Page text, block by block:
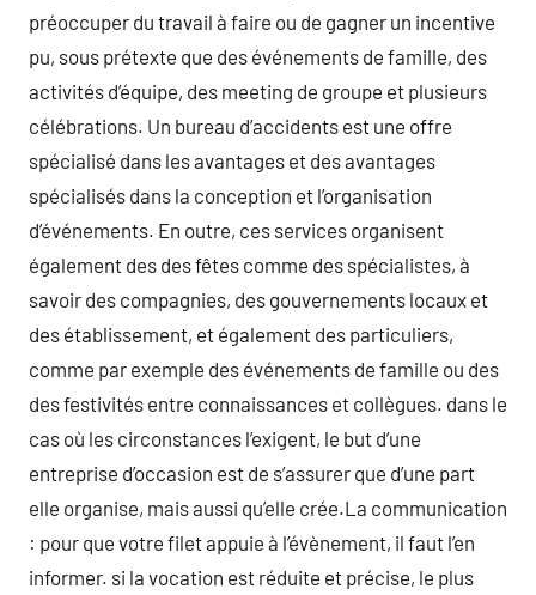
préoccuper du travail à faire ou de gagner un incentive
pu, sous prétexte que des événements de famille, des
activités d’équipe, des meeting de groupe et plusieurs
célébrations. Un bureau d’accidents est une offre
spécialisé dans les avantages et des avantages
spécialisés dans la conception et l’organisation
d’événements. En outre, ces services organisent
également des des fêtes comme des spécialistes, à
savoir des compagnies, des gouvernements locaux et
des établissement, et également des particuliers,
comme par exemple des événements de famille ou des
des festivités entre connaissances et collègues. dans le
cas où les circonstances l’exigent, le but d’une
entreprise d’occasion est de s’assurer que d’une part
elle organise, mais aussi qu’elle crée.La communication
: pour que votre filet appuie à l’évènement, il faut l’en
informer. si la vocation est réduite et précise, le plus